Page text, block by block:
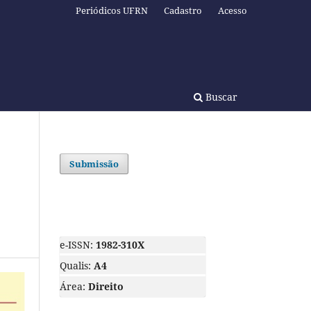
Buscar
Periódicos UFRN Cadastro Acesso
Submissão
e-ISSN: 1982-310X
Qualis: A4
Área: Direito